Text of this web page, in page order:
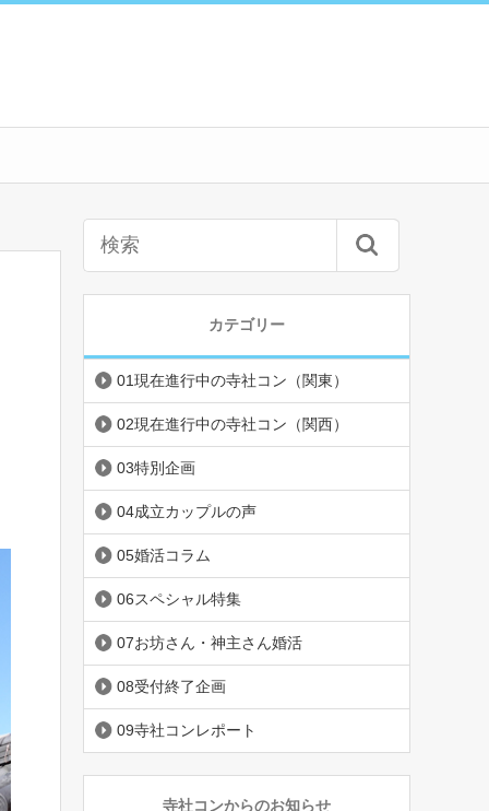
カテゴリー
01現在進行中の寺社コン（関東）
02現在進行中の寺社コン（関西）
03特別企画
04成立カップルの声
05婚活コラム
06スペシャル特集
07お坊さん・神主さん婚活
08受付終了企画
09寺社コンレポート
寺社コンからのお知らせ